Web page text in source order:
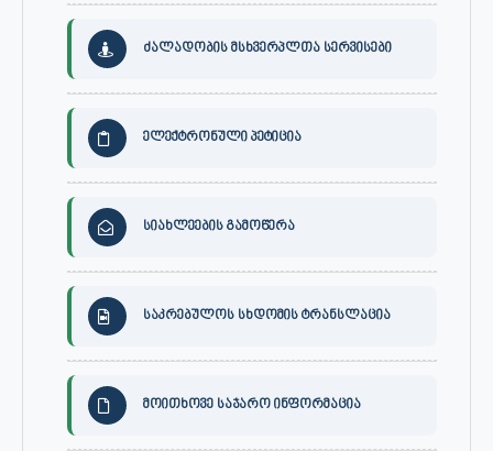
ძალადობის მსხვერპლთა სერვისები
ელექტრონული პეტიცია
სიახლეების გამოწერა
საკრებულოს სხდომის ტრანსლაცია
მოითხოვე საჯარო ინფორმაცია